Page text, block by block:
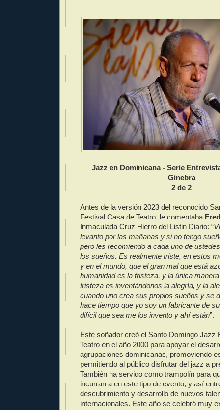
Jazz en Dominicana - Serie
Ginebra
2 de 2
Antes de la versión 2023 del reconocido
Festival Casa de Teatro, le comentaba
Inmaculada Cruz Hierro del Listin Diario: “
levanto por las mañanas y si no tengo
pero les recomiendo a cada uno de
los sueños. Es realmente triste, en estos
y en el mundo, que el gran mal que está
humanidad es la tristeza, y la única
tristeza es inventándonos la alegría, y la
cuando uno crea sus propios sueños y se
hace tiempo que yo soy un fabricante de
difícil que sea me los invento y ahí están”.
Este soñador creó el Santo Domingo Jazz
Teatro en el año 2000 para apoyar el
agrupaciones dominicanas, promoviendo
permitiendo al público disfrutar del jazz a
También ha servido como trampolín para
incurran a en este tipo de evento, y así
descubrimiento y desarrollo de nuevos
internacionales. Este año se celebró muy